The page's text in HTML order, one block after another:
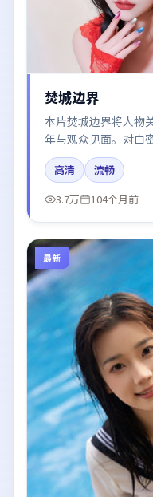
焚城边界
本片焚城边界将人物
年与观众见面。对白
词节奏值得关注；整
高清
流畅
3.7万
104个月前
最新